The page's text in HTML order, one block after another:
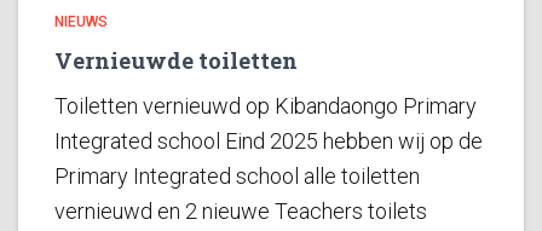
NIEUWS
Vernieuwde toiletten
Toiletten vernieuwd op Kibandaongo Primary
Integrated school Eind 2025 hebben wij op de
Primary Integrated school alle toiletten
vernieuwd en 2 nieuwe Teachers toilets